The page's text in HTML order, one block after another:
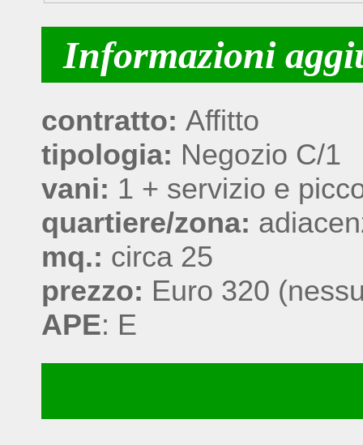
Informazioni
contratto: Affitto
tipologia: Negozio C/1
vani: 1 + servizio e
quartiere/zona:
mq.: circa 25
prezzo: Euro 320
APE: E